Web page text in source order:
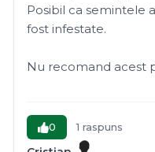
Posibil ca semintele
fost infestate.
Nu recomand acest
0 1 raspuns